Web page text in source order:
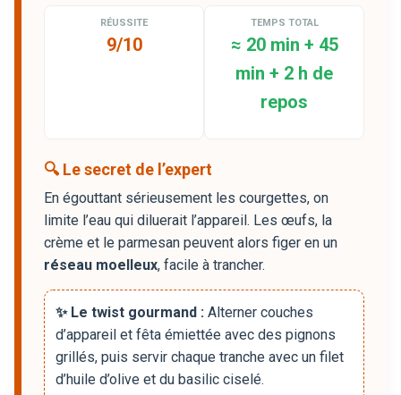
RÉUSSITE
9/10
TEMPS TOTAL
≈ 20 min + 45
min + 2 h de
repos
🔍 Le secret de l’expert
En égouttant sérieusement les courgettes, on
limite l’eau qui diluerait l’appareil. Les œufs, la
crème et le parmesan peuvent alors figer en un
réseau moelleux, facile à trancher.
✨ Le twist gourmand : Alterner couches
d’appareil et fêta émiettée avec des pignons
grillés, puis servir chaque tranche avec un filet
d’huile d’olive et du basilic ciselé.